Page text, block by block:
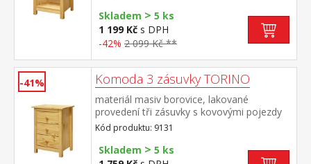
Skladem > 5 ks
1 199 Kč s DPH
-42% 2 099 Kč **
-41% Komoda 3 zásuvky TORINO
materiál masiv borovice, lakované
provedení tři zásuvky s kovovými pojezdy
Kód produktu: 9131
Skladem > 5 ks